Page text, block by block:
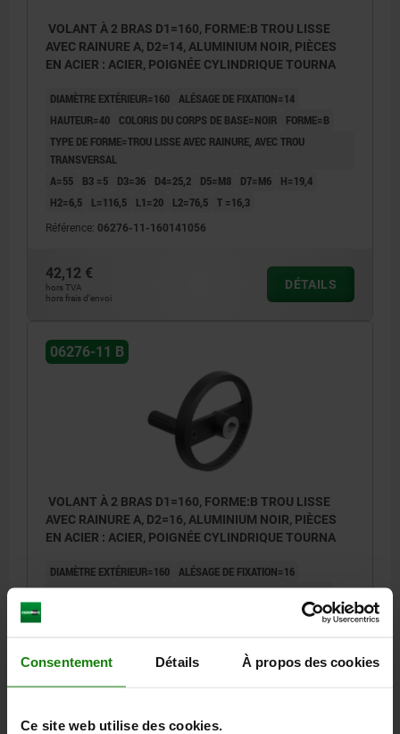
Consentement Détails À propos des cookies
Ce site web utilise des cookies.
VOLANT À 2 BRAS D1=160, FORME:B TROU LISSE
AVEC RAINURE A, D2=14, ALUMINIUM NOIR, PIÈCES
EN ACIER : ACIER, POIGNÉE CYLINDRIQUE TOURNA
DIAMÈTRE EXTÉRIEUR=160
ALÉSAGE DE FIXATION=14
HAUTEUR=40
COLORIS DU CORPS DE BASE=NOIR
FORME=B
TYPE DE FORME=TROU LISSE AVEC RAINURE, AVEC TROU
TRANSVERSAL
A=55
B3 =5 D3=36 D4=25,2 D5=M8 D7=M6
H=19,4
H2=6,5
L=116,5 L1=20 L2=76,5 T =16,3
Référence: 06276-11-160141056
42,12 €
hors TVA
hors frais d’envoi
DÉTAILS
06276-11 B
VOLANT À 2 BRAS D1=160, FORME:B TROU LISSE
AVEC RAINURE A, D2=16, ALUMINIUM NOIR, PIÈCES
EN ACIER : ACIER, POIGNÉE CYLINDRIQUE TOURNA
DIAMÈTRE EXTÉRIEUR=160 ALÉSAGE DE FIXATION=16
HAUTEUR=40 COLORIS DU CORPS DE BASE=NOIR FORME=B
TYPE DE FORME=TROU LISSE AVEC RAINURE, AVEC TROU
D4=25,2 D7=M6 H=19,4